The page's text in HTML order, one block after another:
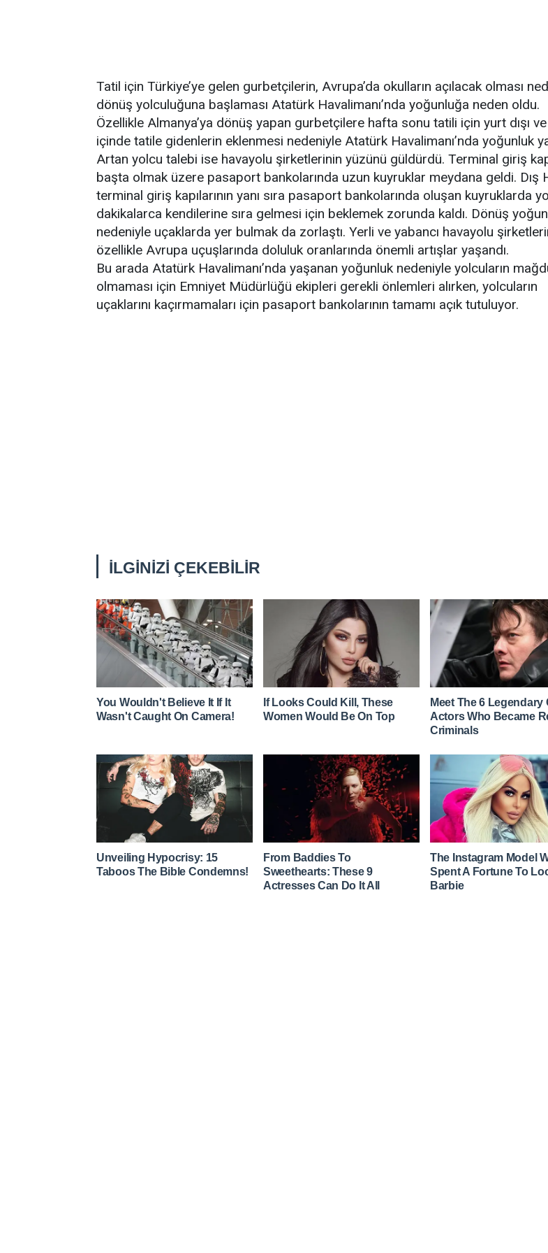
Tatil için Türkiye’ye gelen gurbetçilerin, Avrupa’da okulların açılacak olması
dönüş yolculuğuna başlaması Atatürk Havalimanı’nda yoğunluğa neden oldu.
Özellikle Almanya’ya dönüş yapan gurbetçilere hafta sonu tatili için yurt dışı
içinde tatile gidenlerin eklenmesi nedeniyle Atatürk Havalimanı’nda yoğunluk
Artan yolcu talebi ise havayolu şirketlerinin yüzünü güldürdü. Terminal giriş
başta olmak üzere pasaport bankolarında uzun kuyruklar meydana geldi. Dış
terminal giriş kapılarının yanı sıra pasaport bankolarında oluşan kuyruklarda
dakikalarca kendilerine sıra gelmesi için beklemek zorunda kaldı. Dönüş
nedeniyle uçaklarda yer bulmak da zorlaştı. Yerli ve yabancı havayolu
özellikle Avrupa uçuşlarında doluluk oranlarında önemli artışlar yaşandı.
Bu arada Atatürk Havalimanı’nda yaşanan yoğunluk nedeniyle yolcuların
olmaması için Emniyet Müdürlüğü ekipleri gerekli önlemleri alırken, yolcuların
uçaklarını kaçırmamaları için pasaport bankolarının tamamı açık tutuluyor.